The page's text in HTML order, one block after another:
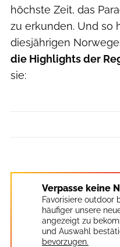
höchste Zeit, das
zu erkunden. Und so
diesjährigen
die Highlights der
sie:
Verpasse keine
Favorisiere outdoor
häufiger unsere
angezeigt zu
und Auswahl
bevorzugen.